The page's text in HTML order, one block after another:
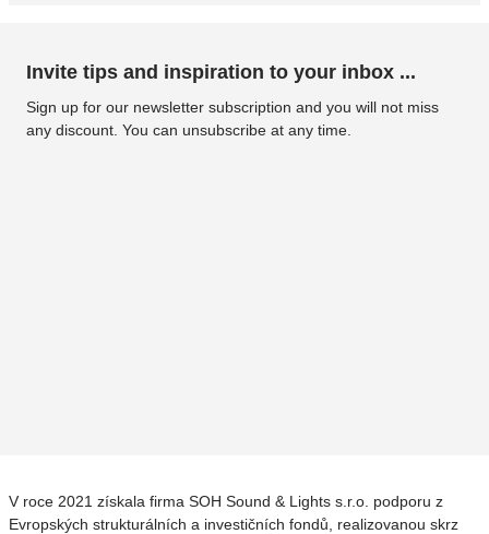
Invite tips and inspiration to your inbox ...
Sign up for our newsletter subscription and you will not miss
any discount. You can unsubscribe at any time.
V roce 2021 získala firma SOH Sound & Lights s.r.o. podporu z
Evropských strukturálních a investičních fondů, realizovanou skrz